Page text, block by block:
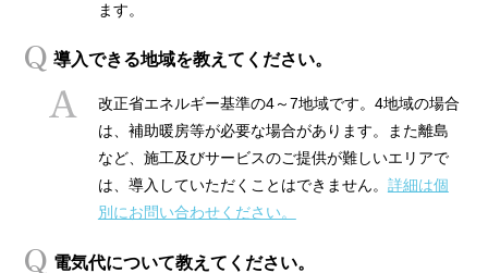
ます。
導入できる地域を教えてください。
改正省エネルギー基準の4～7地域です。4地域の場合
は、補助暖房等が必要な場合があります。また離島
など、施工及びサービスのご提供が難しいエリアで
は、導入していただくことはできません。 詳細は個
別にお問い合わせください。
電気代について教えてください。